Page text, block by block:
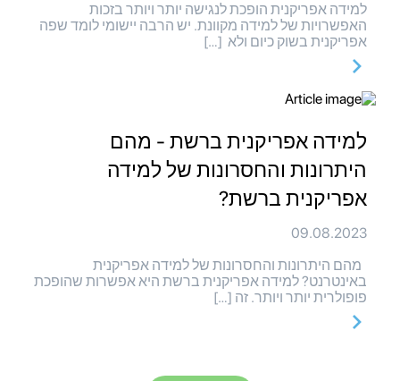
למידה אפריקנית הופכת לנגישה יותר ויותר בזכות
האפשרויות של למידה מקוונת. יש הרבה יישומי לומד שפה
אפריקנית בשוק כיום ולא […]
למידה אפריקנית ברשת - מהם
היתרונות והחסרונות של למידה
אפריקנית ברשת?
09.08.2023
מהם היתרונות והחסרונות של למידה אפריקנית
באינטרנט? למידה אפריקנית ברשת היא אפשרות שהופכת
פופולרית יותר ויותר. זה […]